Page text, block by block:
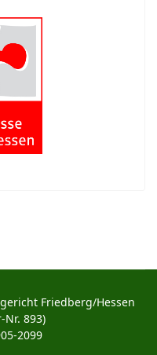
Friedberg/Hessen
Nr. 893)
2099